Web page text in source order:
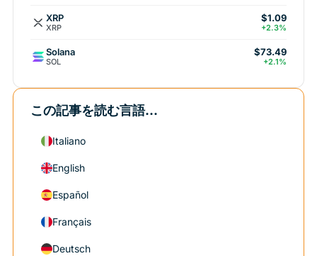
XRP
XRP
$1.09
+2.3%
Solana
SOL
$73.49
+2.1%
この記事を読む言語...
Italiano
English
Español
Français
Deutsch